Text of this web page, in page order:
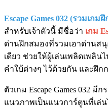
Escape Games 032 (รวมเกม
สำหรับเจ้าตัวนี้ มีชื่อว่า เกม
ด่านฝึกสมองที่รวมเอาด่านสนุ
เดียว ช่วยให้ผู้เล่นเพลิดเพลิ
คำใบ้ต่างๆ ไว้ด้วยกัน และฝึก
ตัวเกม Escape Games 032
แนวภาพเป็นแนวการ์ตูนที่เล่